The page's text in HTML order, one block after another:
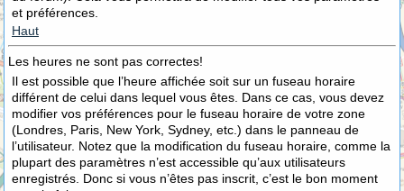
et préférences.
Haut
Les heures ne sont pas correctes!
Il est possible que l’heure affichée soit sur un fuseau horaire
différent de celui dans lequel vous êtes. Dans ce cas, vous devez
modifier vos préférences pour le fuseau horaire de votre zone
(Londres, Paris, New York, Sydney, etc.) dans le panneau de
l’utilisateur. Notez que la modification du fuseau horaire, comme la
plupart des paramètres n’est accessible qu’aux utilisateurs
enregistrés. Donc si vous n’êtes pas inscrit, c’est le bon moment